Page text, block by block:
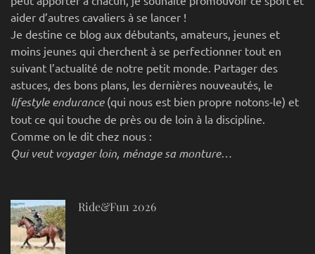
aider d’autres cavaliers à se lancer !
Je destine ce blog aux débutants, amateurs, jeunes et
moins jeunes qui cherchent à se perfectionner tout en
suivant l’actualité de notre petit monde. Partager des
astuces, des bons plans, les dernières nouveautés, le
lifestyle endurance(qui nous est bien propre notons-le) et
tout ce qui touche de près ou de loin à la discipline.
Comme on le dit chez nous :
Qui veut voyager loin, ménage sa monture…
Ride&Fun 2026